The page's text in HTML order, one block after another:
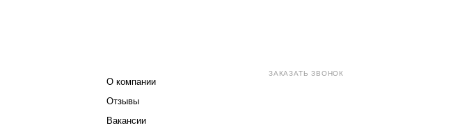
О компании
Отзывы
Вакансии
ЗАКАЗАТЬ ЗВОНОК